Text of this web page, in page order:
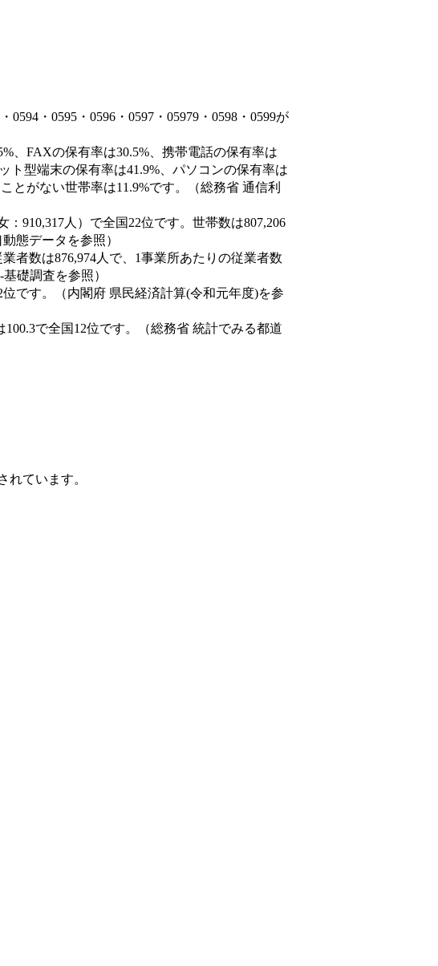
・0595・0596・0597・05979・0598・0599が
、FAXの保有率は30.5%、携帯電話の保有率は
ト型端末の保有率は41.9%、パソコンの保有率は
とがない世帯率は11.9%です。（総務省 通信利
：910,317人）で全国22位です。世帯数は807,206
態データを参照）
者数は876,974人で、1事業所あたりの従業者数
礎調査を参照）
です。（内閣府 県民経済計算(令和元年度)を参
で全国12位です。（総務省 統計でみる都道
れています。